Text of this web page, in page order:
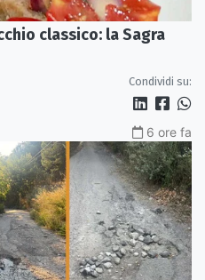
classico: la Sagra
Condividi su:
6 ore fa